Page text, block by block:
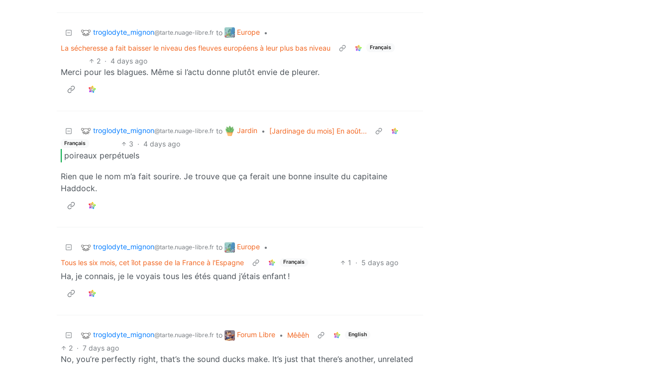
troglodyte_mignon@tarte.nuage-libre.fr to Europe •
La sécheresse a fait baisser le niveau des fleuves européens à leur plus bas niveau
Français
2 · 4 days ago
Merci pour les blagues. Même si l’actu donne plutôt envie de pleurer.
troglodyte_mignon@tarte.nuage-libre.fr to Jardin • [Jardinage du mois] En août...
Français 3 · 4 days ago
poireaux perpétuels
Rien que le nom m’a fait sourire. Je trouve que ça ferait une bonne insulte du capitaine
Haddock.
troglodyte_mignon@tarte.nuage-libre.fr to Europe •
Tous les six mois, cet îlot passe de la France à l'Espagne
Français 1 · 5 days ago
Ha, je connais, je le voyais tous les étés quand j’étais enfant !
troglodyte_mignon@tarte.nuage-libre.fr to Forum Libre • Mêêêh English
2 · 7 days ago
No, you’re perfectly right, that’s the sound ducks make. It’s just that there’s another, unrelated